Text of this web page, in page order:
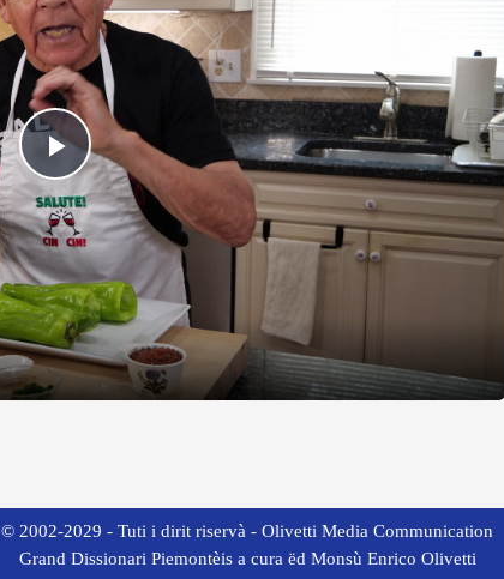
Play
Video
© 2002-2029 - Tuti i dirit riservà - Olivetti Media Communication
Grand Dissionari Piemontèis a cura ëd Monsù Enrico Olivetti